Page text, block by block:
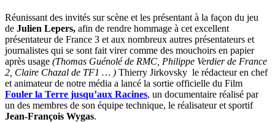
Réunissant des invités sur scène et les présentant à la façon du jeu
de Julien Lepers, afin de rendre hommage à cet excellent
présentateur de France 3 et aux nombreux autres présentateurs et
journalistes qui se sont fait virer comme des mouchoirs en papier
après usage (Thomas Guénolé de RMC, Philippe Verdier de France
2, Claire Chazal de TF1 … ) Thierry Jirkovsky le rédacteur en chef
et animateur de notre média a lancé la sortie officielle du Film
Fouler la Terre jusqu’aux Racines, un documentaire réalisé par
un des membres de son équipe technique, le réalisateur et sportif
Jean-François Wygas.